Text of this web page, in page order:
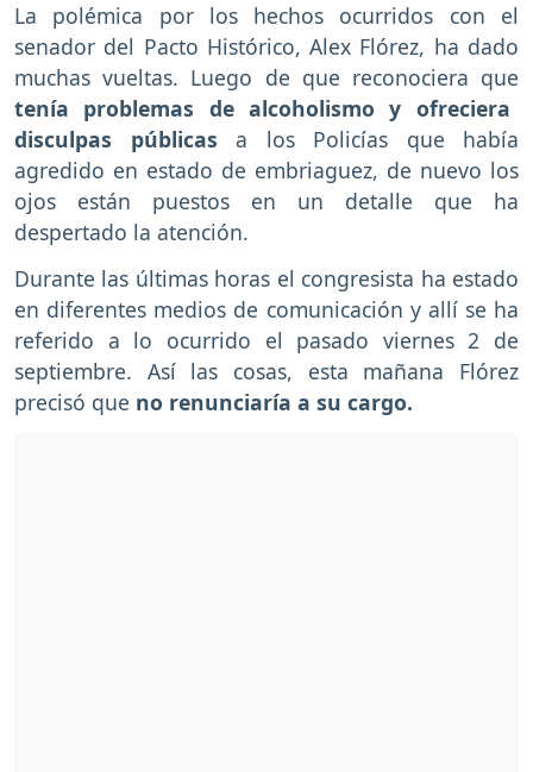
La polémica por los hechos ocurridos con el
senador del Pacto Histórico, Alex Flórez, ha dado
muchas vueltas. Luego de que reconociera que
tenía problemas de alcoholismo y ofreciera
disculpas públicas a los Policías que había
agredido en estado de embriaguez, de nuevo los
ojos están puestos en un detalle que ha
despertado la atención.
Durante las últimas horas el congresista ha estado
en diferentes medios de comunicación y allí se ha
referido a lo ocurrido el pasado viernes 2 de
septiembre. Así las cosas, esta mañana Flórez
precisó que no renunciaría a su cargo.